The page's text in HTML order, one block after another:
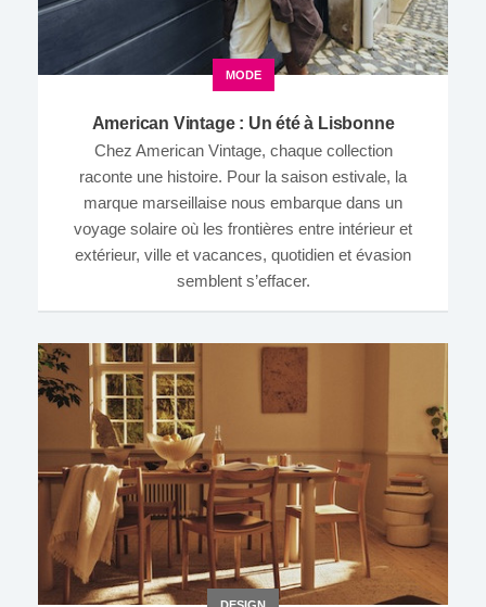
MODE
American Vintage : Un été à Lisbonne
Chez American Vintage, chaque collection
raconte une histoire. Pour la saison estivale, la
marque marseillaise nous embarque dans un
voyage solaire où les frontières entre intérieur et
extérieur, ville et vacances, quotidien et évasion
semblent s’effacer.